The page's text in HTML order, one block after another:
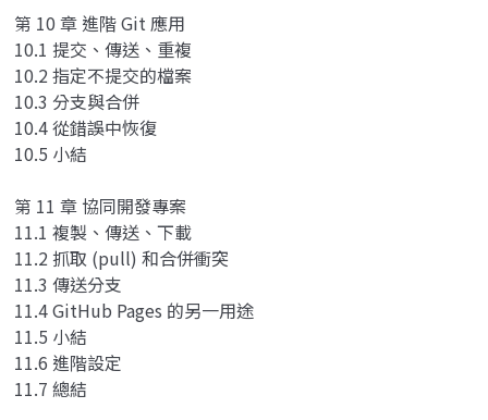
第 10 章 進階 Git 應用
10.1 提交、傳送、重複
10.2 指定不提交的檔案
10.3 分支與合併
10.4 從錯誤中恢復
10.5 小結
第 11 章 協同開發專案
11.1 複製、傳送、下載
11.2 抓取 (pull) 和合併衝突
11.3 傳送分支
11.4 GitHub Pages 的另一用途
11.5 小結
11.6 進階設定
11.7 總結